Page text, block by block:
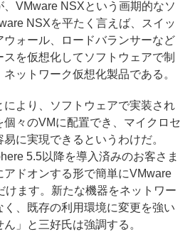
VMware NSXという画期的なソ
NSXを平たく言えば、スイッ
ォール、ロードバランサーなど
を仮想化してソフトウェアで制
ットワーク仮想化製品である。
より、ソフトウェアで実装され
々のVMに配置でき、マイクロセ
に実現できるというわけだ。
5.5以降を導入済みのお客さま
アドオンする形で簡単にVMware
けます。新たな機器をネットワー
く、既存の利用環境に変更を強い
」と三好氏は強調する。